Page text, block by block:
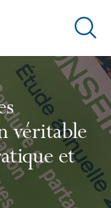
Ouvrir
de
véritable
et